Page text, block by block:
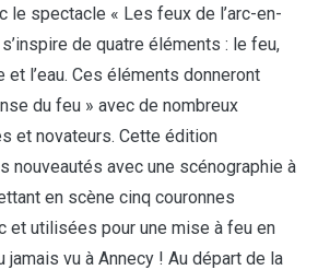
le spectacle « Les feux de l’arc-en-
de quatre éléments : le feu,
et l’eau. Ces éléments donneront
du feu » avec de nombreux
et novateurs. Cette édition
nouveautés avec une scénographie à
en scène cinq couronnes
et utilisées pour une mise à feu en
vu à Annecy ! Au départ de la